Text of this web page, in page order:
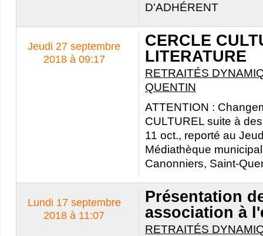
D'ADHÉRENT
Jeudi 27 septembre
2018 à 09:17
CERCLE
LITERATURE
RETRAITÉS
QUENTIN
ATTENTION :
CULTUREL suite à
11 oct., reporté au
Médiathèque
Canonniers, Saint-
Lundi 17 septembre
2018 à 11:07
Présentation
association à
RETRAITÉS